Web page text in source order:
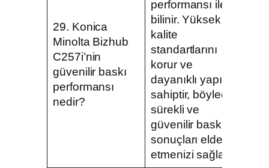
29. Konica
Minolta Bizhub
C257i’nin
güvenilir baskı
performansı
nedir?
performansı ile
bilinir. Yüksek
kalite
standartlarını
korur ve
dayanıklı yapıya
sahiptir, böylece
sürekli ve
güvenilir baskı
sonuçları elde
etmenizi sağlar.